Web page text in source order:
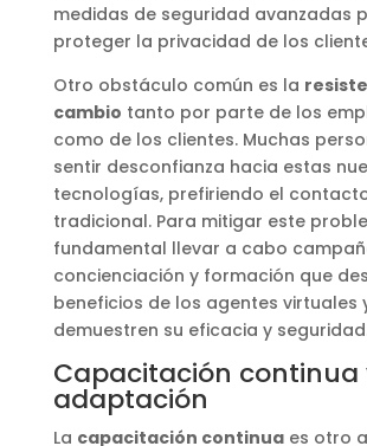
medidas de seguridad avanzadas
proteger la privacidad de los
Otro obstáculo común es la
cambio tanto por parte de los
como de los clientes. Muchas
sentir desconfianza hacia estas
tecnologías, prefiriendo el
tradicional. Para mitigar este
fundamental llevar a cabo
concienciación y formación que
beneficios de los agentes virtuales
demuestren su eficacia y
Capacitación continua
adaptación
La capacitación continuaes otro